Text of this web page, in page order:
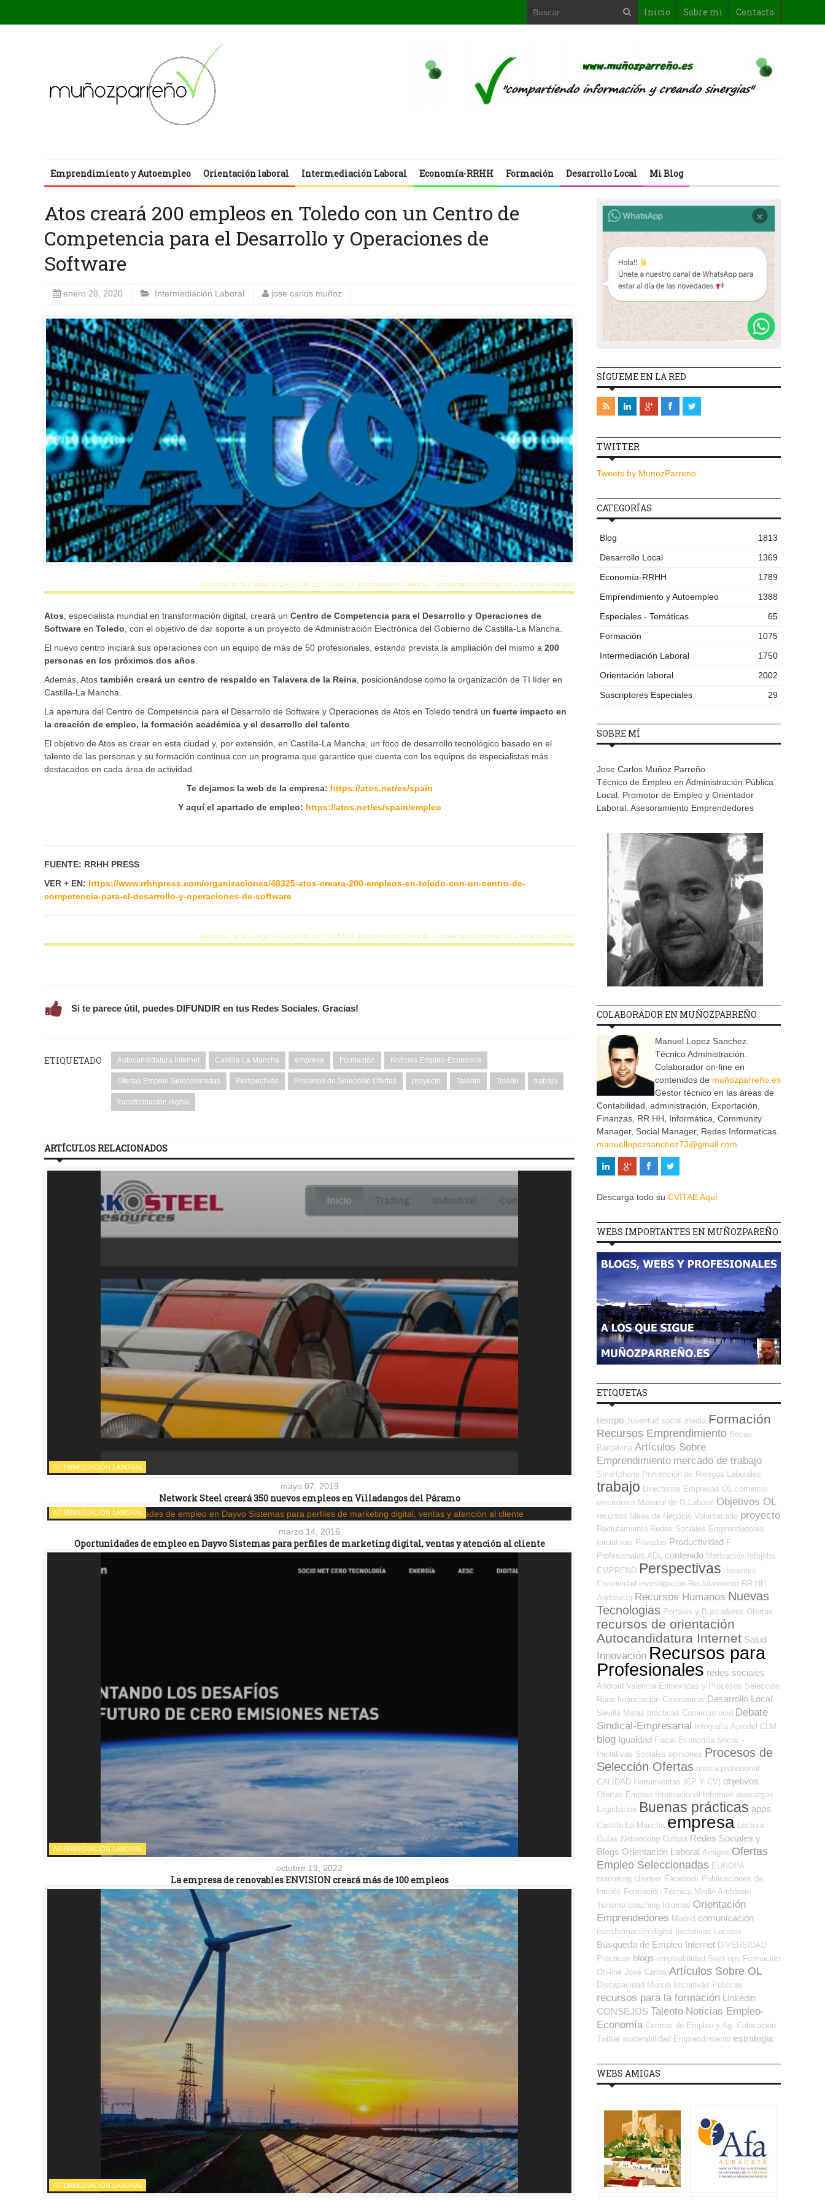
Inicio Sobre mi Contacto
Emprendimiento y Autoempleo Orientación laboral Intermediación Laboral Economía-RRHH Formación Desarrollo Local Mi Blog
Atos creará 200 empleos en Toledo con un Centro de
Competencia para el Desarrollo y Operaciones de
Software
enero 28, 2020 Intermediación Laboral jose carlos muñoz
Recursos de la Categoría OFERTAS DE TRABAJO (Intermediación Laboral) - 'compartiendo información y creando sinergias'
Atos, especialista mundial en transformación digital, creará un Centro de Competencia para el Desarrollo y Operaciones de
Software en Toledo, con el objetivo de dar soporte a un proyecto de Administración Electrónica del Gobierno de Castilla-La Mancha.
El nuevo centro iniciará sus operaciones con un equipo de más de 50 profesionales, estando prevista la ampliación del mismo a 200
personas en los próximos dos años.
Además, Atos también creará un centro de respaldo en Talavera de la Reina, posicionándose como la organización de TI líder en
Castilla-La Mancha.
La apertura del Centro de Competencia para el Desarrollo de Software y Operaciones de Atos en Toledo tendrá un fuerte impacto en
la creación de empleo, la formación académica y el desarrollo del talento.
El objetivo de Atos es crear en esta ciudad y, por extensión, en Castilla-La Mancha, un foco de desarrollo tecnológico basado en el
talento de las personas y su formación continua con un programa que garantice que cuenta con los equipos de especialistas más
destacados en cada área de actividad.
Te dejamos la web de la empresa: https://atos.net/es/spain
Y aquí el apartado de empleo: https://atos.net/es/spain/empleo
FUENTE: RRHH PRESS
VER + EN: https://www.rrhhpress.com/organizaciones/48325-atos-creara-200-empleos-en-toledo-con-un-centro-de-
competencia-para-el-desarrollo-y-operaciones-de-software
Recursos de la Categoría OFERTAS DE TRABAJO (Intermediación Laboral) - 'compartiendo información y creando sinergias'
Si te parece útil, puedes DIFUNDIR en tus Redes Sociales. Gracias!
ETIQUETADO Autocandidatura Internet Castilla La Mancha empresa Formación Noticias Empleo-Economía
Ofertas Empleo Seleccionadas Perspectivas Procesos de Selección Ofertas proyecto Talento Toledo trabajo
transformación digital
ARTÍCULOS RELACIONADOS
INTERMEDIACIÓN LABORAL
mayo 07, 2019
Network Steel creará 350 nuevos empleos en Villadangos del Páramo
INTERMEDIACIÓN LABORAL
marzo 14, 2016
Oportunidades de empleo en Dayvo Sistemas para perfiles de marketing digital, ventas y atención al cliente
INTERMEDIACIÓN LABORAL
octubre 19, 2022
La empresa de renovables ENVISION creará más de 100 empleos
INTERMEDIACIÓN LABORAL
SÍGUEME EN LA RED
TWITTER
Tweets by MunozParreno
CATEGORÍAS
Blog
1813
Desarrollo Local
1369
Economía-RRHH
1789
Emprendimiento y Autoempleo
1388
Especiales - Temáticas
65
Formación
1075
Intermediación Laboral
1750
Orientación laboral
2002
Suscriptores Especiales
29
SOBRE MÍ
Jose Carlos Muñoz Parreño
Técnico de Empleo en Administración Pública
Local. Promotor de Empleo y Orientador
Laboral. Asesoramiento Emprendedores
COLABORADOR EN MUÑOZPARREÑO
Manuel Lopez Sanchez.
Técnico Administración.
Colaborador on-line en
contenidos de muñozparreño.es
Gestor técnico en las áreas de
Contabilidad, administración, Exportación,
Finanzas, RR.HH, Informática, Community
Manager, Social Manager, Redes Informaticas.
manuellopezsanchez73@gmail.com
Descarga todo su CVITAE Aquí
WEBS IMPORTANTES EN MUÑOZPAREÑO
ETIQUETAS
tiempo Juventud social media Formación
Recursos Emprendimiento Becas
Barcelona Artículos Sobre
Emprendimiento mercado de trabajo
Smartphone Prevención de Riesgos Laborales
trabajo Directorios Empresas OL
comercio
electrónico Material de O.Laboral Objetivos OL
recursos Ideas de Negocio Voluntariado proyecto
Reclutamiento Redes Sociales Emprendedores
Iniciativas Privadas Productividad F
Profesionales ADL
contenido Motivación
Infojobs
EMPREND Perspectivas docentes
Creatividad investigación Reclutamiento RR.HH.
Andalucía Recursos Humanos Nuevas
Tecnologias Portales y Buscadores Ofertas
recursos de orientación
Autocandidatura Internet Salud
Innovación Recursos para
Profesionales redes sociales
Android Valencia Entrevistas y Procesos Selección
Rural financiación Coronavirus Desarrollo Local
Sevilla Malas prácticas Comercio ocio Debate
Sindical-Empresarial
Infografía Aprodel CLM
blog Igualdad Fiscal
Economía Social -
Iniciativas Sociales opiniones Procesos de
Selección Ofertas marca profesional
CALIDAD Herramientas (CP Y CV) objetivos
Ofertas Empleo Internacional Informes descargas
Legislación Buenas prácticas apps
Castilla La Mancha empresa
Lectura
Guías Networking Cultura Redes Sociales y
Blogs Orientación Laboral Amigos Ofertas
Empleo Seleccionadas EUROPA
marketing clientes Facebook Publicaciones de
Interés Formación Técnica Medio Ambiente
Turismo coaching Idiomas Orientación
Emprendedores Madrid comunicación
transformación digital Iniciativas Locales
Búsqueda de Empleo Internet DIVERSIDAD
Prácticas blogs empleabilidad Start-ups Formación
On-line José Carlos Artículos Sobre OL
Discapacidad Murcia Iniciativas Públicas
recursos para la formación Linkedin
CONSEJOS Talento Noticias Empleo-
Economía Centros de Empleo y Ag. Colocación
Twitter sostenibilidad Emprendimiento estrategia
WEBS AMIGAS